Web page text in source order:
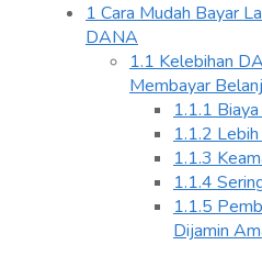
1Cara Mudah Bayar
DANA
1.1Kelebihan
Membayar
1.1.1Biaya
1.1.2Lebih
1.1.3
1.1.4
1.1.5
Dijamin